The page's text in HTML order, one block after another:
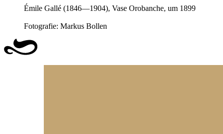
Émile Gallé (1846—1904), Vase Orobanche, um 1899
Fotografie: Markus Bollen